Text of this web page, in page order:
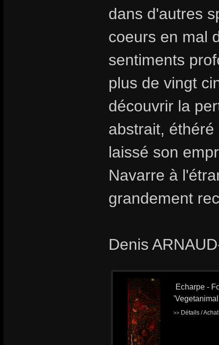
dans d'autres
coeurs en mal
sentiments
plus de vingt
découvrir la
abstrait,
laissé son
Navarre à
grandement
Denis
Echarpe -
>> Détails /